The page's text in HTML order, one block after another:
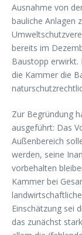
Ausnahme von
bauliche Anlagen
bereits im
Baustopp erwirkt.
die Kammer die
Zur Begründung
ausgeführt: Das
Außenbereich
werden, seine
vorbehalten
Kammer bei
Einschätzung sei
das zunächst